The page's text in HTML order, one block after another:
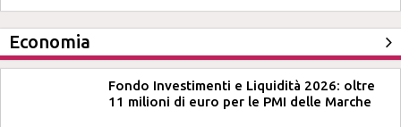
Economia
Fondo Investimenti e Liquidità 2026: oltre
11 milioni di euro per le PMI delle Marche